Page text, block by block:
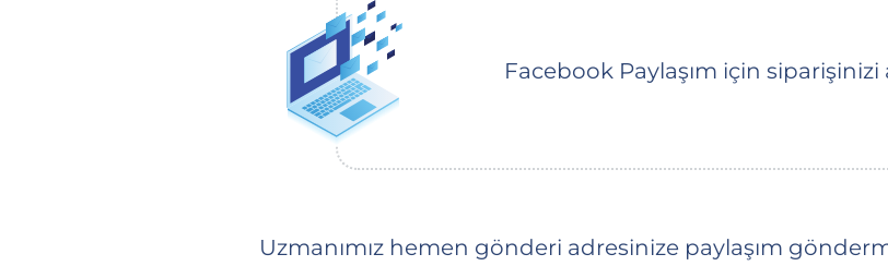
Facebook Paylaşım için siparişinizi
Uzmanımız hemen gönderi adresinize paylaşım